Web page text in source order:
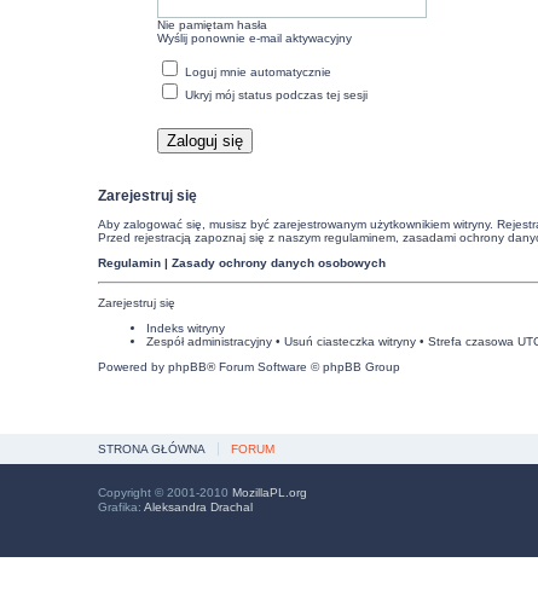
Nie pamiętam hasła
Wyślij ponownie e-mail aktywacyjny
Loguj mnie automatycznie
Ukryj mój status podczas tej sesji
Zarejestruj się
Aby zalogować się, musisz być zarejestrowanym użytkownikiem witryny.
Przed rejestracją zapoznaj się z naszym regulaminem, zasadami ochrony
Regulamin| Zasady ochrony danych osobowych
Zarejestruj się
Indeks witryny
Zespół administracyjny• Usuń ciasteczka witryny• Strefa czasowa
Powered by phpBB® Forum Software © phpBB Group
STRONA GŁÓWNA FORUM
Copyright © 2001-2010 MozillaPL.org
Grafika: Aleksandra Drachal